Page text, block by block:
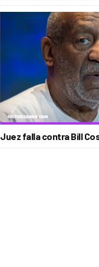
Juez falla contra Bill